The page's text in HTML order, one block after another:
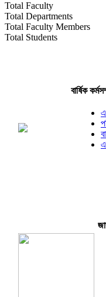
Total Faculty
Total Departments
Total Faculty Members
Total Students
বার্ষিক